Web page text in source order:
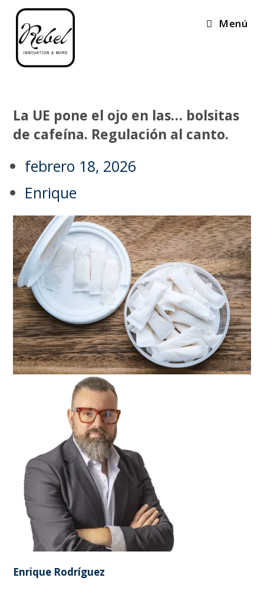
Menú
La UE pone el ojo en las… bolsitas
de cafeína. Regulación al canto.
febrero 18, 2026
Enrique
Enrique Rodríguez